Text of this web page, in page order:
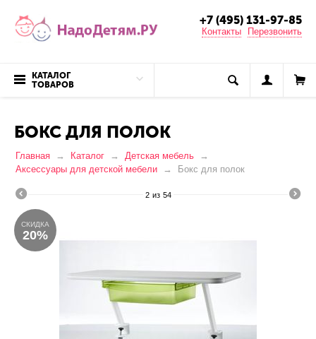
+7 (495) 131-97-85
Контакты Перезвонить
КАТАЛОГ
ТОВАРОВ
БОКС ДЛЯ ПОЛОК
Главная Каталог
Детская мебель
Аксессуары для детской мебели
Бокс для полок
2 из 54
СКИДКА
20%